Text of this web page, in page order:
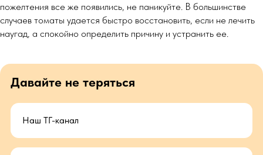
пожелтения все же появились, не паникуйте. В большинстве
случаев томаты удается быстро восстановить, если не лечить
наугад, а спокойно определить причину и устранить ее.
Давайте не теряться
Наш ТГ-канал